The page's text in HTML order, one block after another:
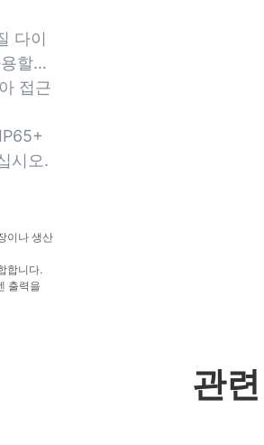
다이
할
합니
접근
시오.
이나 생산
합니다.
출력을
관